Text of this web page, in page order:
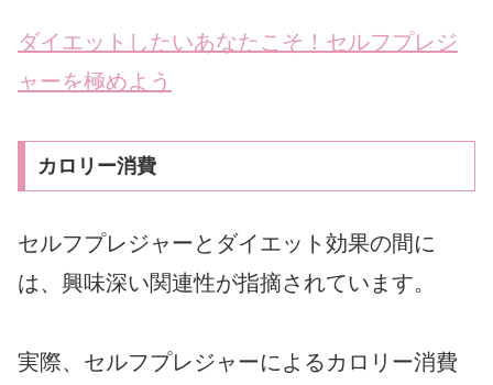
ダイエットしたいあなたこそ！セルフプレジ
ャーを極めよう
カロリー消費
セルフプレジャーとダイエット効果の間に
は、興味深い関連性が指摘されています。
実際、セルフプレジャーによるカロリー消費